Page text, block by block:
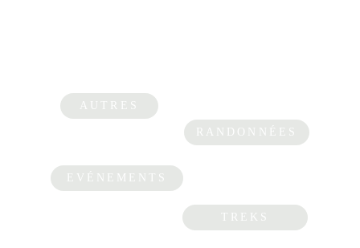
RANDONNÉES
AUTRES
TREKS
EVÉNEMENTS